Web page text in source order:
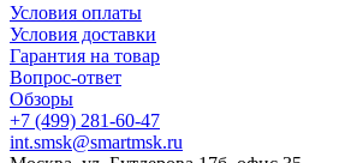
Условия оплаты
Условия доставки
Гарантия на товар
Вопрос-ответ
Обзоры
+7 (499) 281-60-47
int.smsk@smartmsk.ru